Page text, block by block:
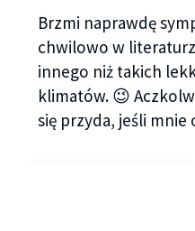
Brzmi naprawdę
chwilowo w
innego niż takich
klimatów. 😉
się przyda, jeśli